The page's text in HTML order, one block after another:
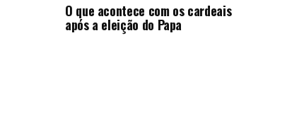
O que acontece com os cardeais
após a eleição do Papa